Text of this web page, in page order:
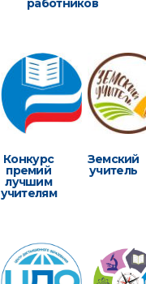
работников
Конкурс
премий
лучшим
учителям
Земский
учитель